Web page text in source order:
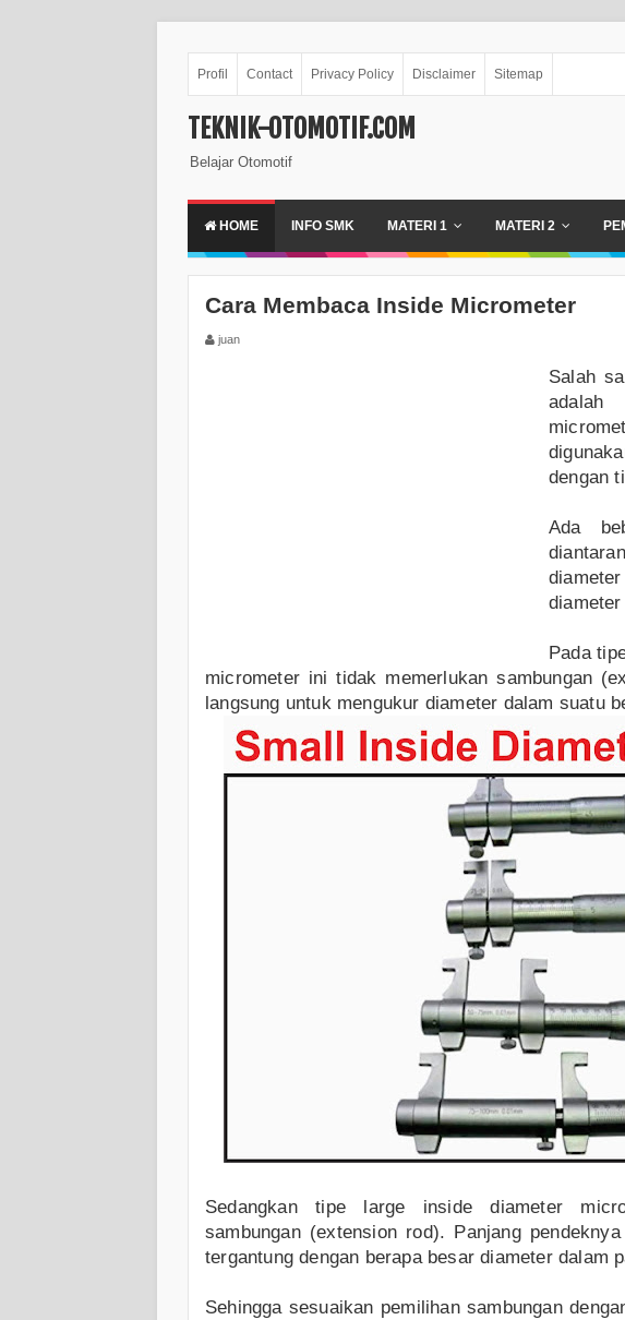
Profil Contact Privacy Policy Disclaimer Sitemap
TEKNIK-OTOMOTIF.COM
Belajar Otomotif
HOME INFO SMK MATERI 1 MATERI 2
Cara Membaca Inside Micrometer
juan
Salah
dengan
Ada
Pada
micrometer ini tidak memerlukan sambungan
langsung untuk mengukur diameter dalam suatu
Sedangkan tipe large inside diameter
sambungan (extension rod). Panjang
tergantung dengan berapa besar diameter dalam
Sehingga sesuaikan pemilihan sambungan